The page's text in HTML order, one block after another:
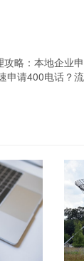
略：本地企业
申请400电话？